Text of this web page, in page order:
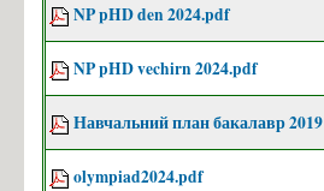
NP pHD den 2024.pdf
NP pHD vechirn 2024.pdf
Навчальний план бакалавр 2019
olympiad2024.pdf